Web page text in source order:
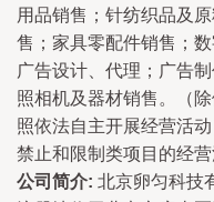
用品销售；针纺织品及
售；家具零配件销售；
广告设计、代理；广告
照相机及器材销售。（
照依法自主开展经营活
禁止和限制类项目的经营
公司简介: 北京卵匀科技